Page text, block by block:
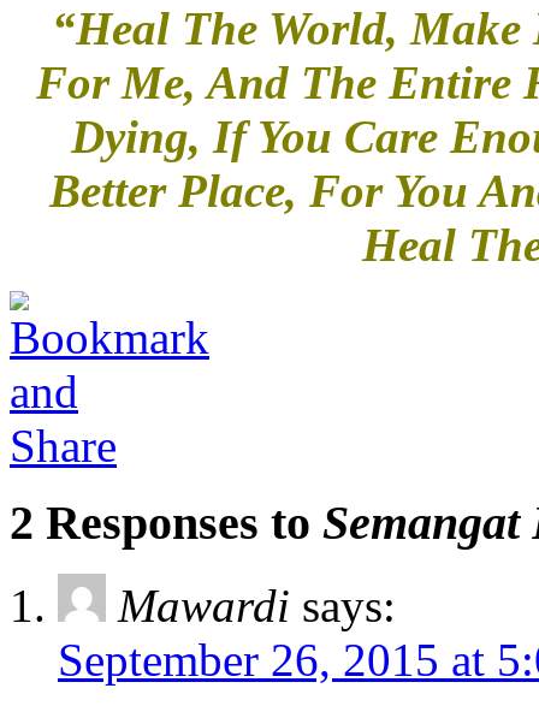
“Heal The World,
For Me, And The Entire
Dying, If You Care
Better Place, For You
Heal
2 Responses to Semangat
Mawardi says:
September 26, 2015 at